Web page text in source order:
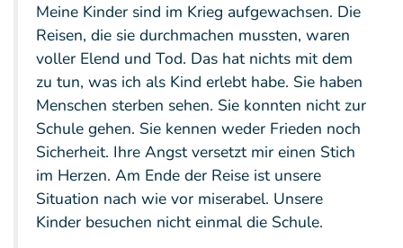
Meine Kinder sind im Krieg aufgewachsen. Die
Reisen, die sie durchmachen mussten, waren
voller Elend und Tod. Das hat nichts mit dem
zu tun, was ich als Kind erlebt habe. Sie haben
Menschen sterben sehen. Sie konnten nicht zur
Schule gehen. Sie kennen weder Frieden noch
Sicherheit. Ihre Angst versetzt mir einen Stich
im Herzen. Am Ende der Reise ist unsere
Situation nach wie vor miserabel. Unsere
Kinder besuchen nicht einmal die Schule.